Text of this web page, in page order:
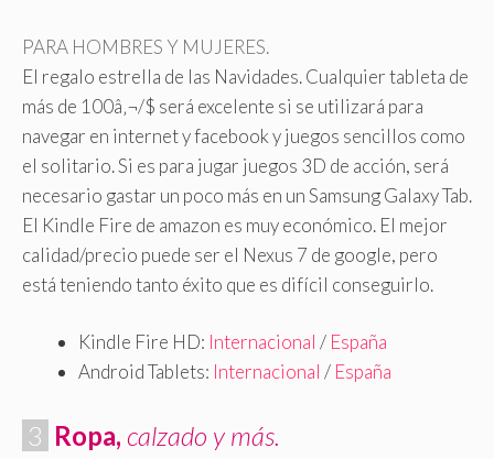
PARA HOMBRES Y MUJERES.
El regalo estrella de las Navidades. Cualquier tableta de
más de 100â‚¬/$ será excelente si se utilizará para
navegar en internet y facebook y juegos sencillos como
el solitario. Si es para jugar juegos 3D de acción, será
necesario gastar un poco más en un Samsung Galaxy Tab.
El Kindle Fire de amazon es muy económico. El mejor
calidad/precio puede ser el Nexus 7 de google, pero
está teniendo tanto éxito que es difícil conseguirlo.
Kindle Fire HD: Internacional / España
Android Tablets: Internacional / España
3 Ropa, calzado y más.